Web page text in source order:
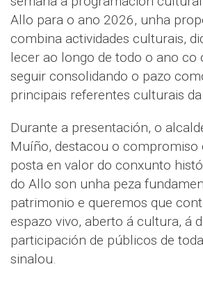
Allo para o ano 2026, unha
combina actividades culturais,
lecer ao longo de todo o ano co
seguir consolidando o pazo
principais referentes culturais
Durante a presentación, o
Muíño, destacou o compromiso
posta en valor do conxunto
do Allo son unha peza
patrimonio e queremos que
espazo vivo, aberto á cultura, á
participación de públicos de
sinalou.